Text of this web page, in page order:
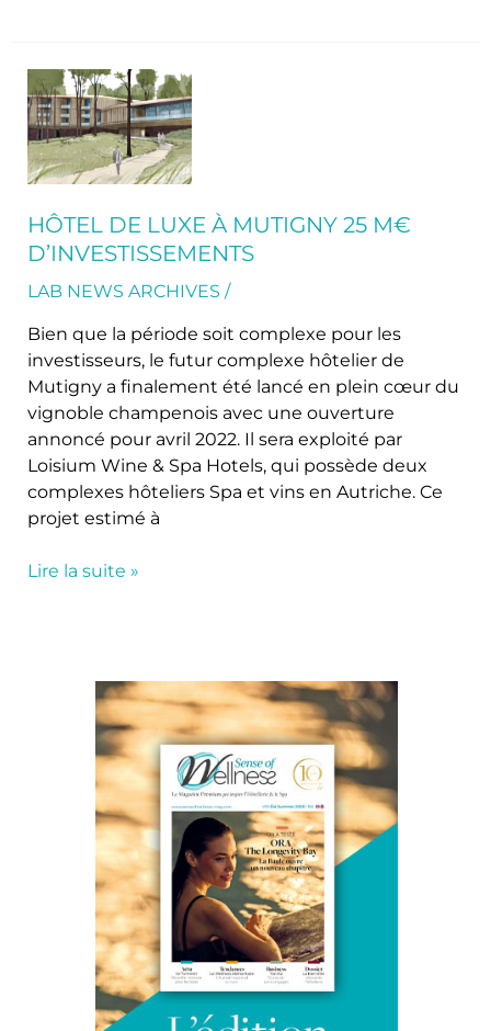
HÔTEL DE LUXE À MUTIGNY 25 M€
D’INVESTISSEMENTS
LAB NEWS ARCHIVES /
Bien que la période soit complexe pour les
investisseurs, le futur complexe hôtelier de
Mutigny a finalement été lancé en plein cœur du
vignoble champenois avec une ouverture
annoncé pour avril 2022. Il sera exploité par
Loisium Wine & Spa Hotels, qui possède deux
complexes hôteliers Spa et vins en Autriche. Ce
projet estimé à
Hôtel
de
Luxe
à
Mutigny
25
M€
d’investissements
Lire la suite »